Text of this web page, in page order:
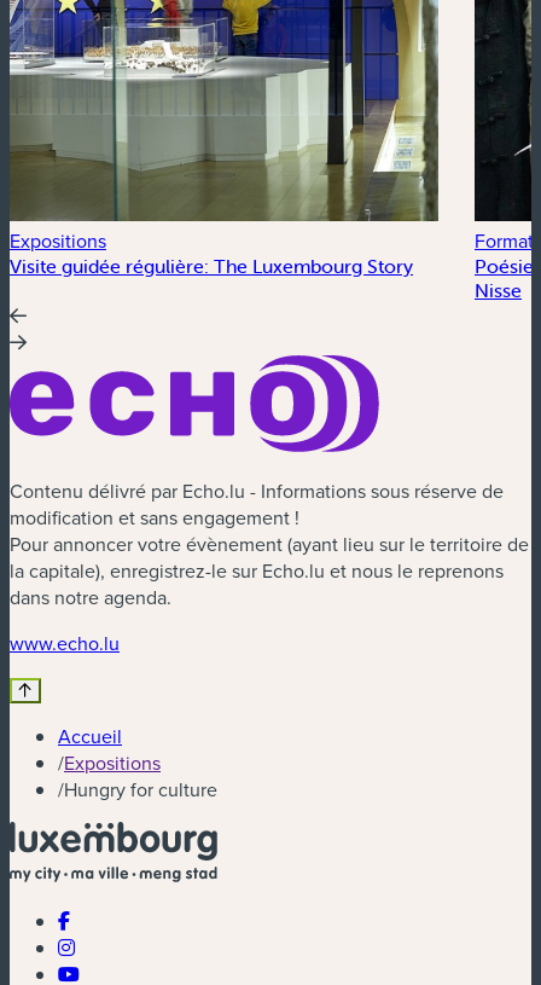
Expositions
Visite guidée régulière: The Luxembourg Story
Poésie
Nisse
Contenu délivré par Echo.lu - Informations sous réserve de
modification et sans engagement !
Pour annoncer votre évènement (ayant lieu sur le territoire de
la capitale), enregistrez-le sur Echo.lu et nous le reprenons
dans notre agenda.
www.echo.lu
Accueil
/Expositions
/Hungry for culture